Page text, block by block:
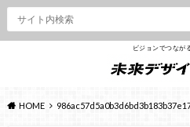
ビジョンでつなが
HOME